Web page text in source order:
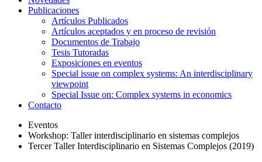
Publicaciones
Artículos Publicados
Artículos aceptados y en proceso de revisión
Documentos de Trabajo
Tesis Tutoradas
Exposiciones en eventos
Special issue on complex systems: An interdisciplinary
viewpoint
Special Issue on: Complex systems in economics
Contacto
Eventos
Workshop: Taller interdisciplinario en sistemas complejos
Tercer Taller Interdisciplinario en Sistemas Complejos (2019)